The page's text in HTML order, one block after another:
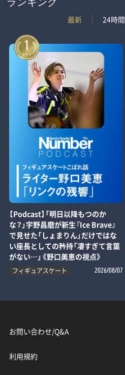
ランキング
最新
24時間
1
【Podcast】「明日以降もつのか
な？」宇野昌磨が新生『Ice Brave』
で見せた「しょまりん」だけではな
い座長としての矜持「凄すぎて言葉
がない…」《野口美恵の視点》
フィギュアスケート 2026/08/07
お問い合わせ/Q&A
利用規約